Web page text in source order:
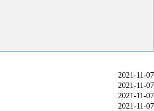
2021-11-07
2021-11-07
2021-11-07
2021-11-07